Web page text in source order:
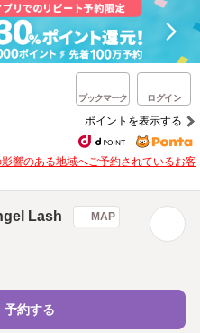
ブックマーク ログイン
ポイントを表示する
響のある地域へご予約されているお客
Lash MAP
予約する